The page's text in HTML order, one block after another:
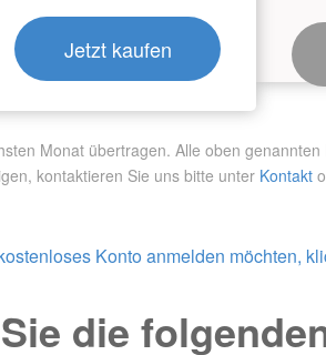
Jetzt kaufen
Monat übertragen. Alle oben
kontaktieren Sie uns bitte unter Kontakt
Konto anmelden möchten,
die